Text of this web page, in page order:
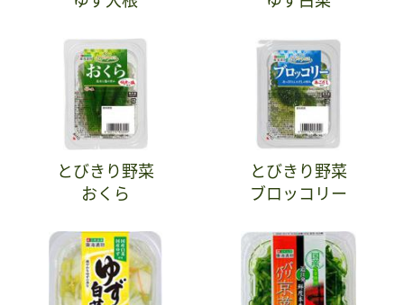
とびきり野菜
おくら
とびきり野菜
ブロッコリー